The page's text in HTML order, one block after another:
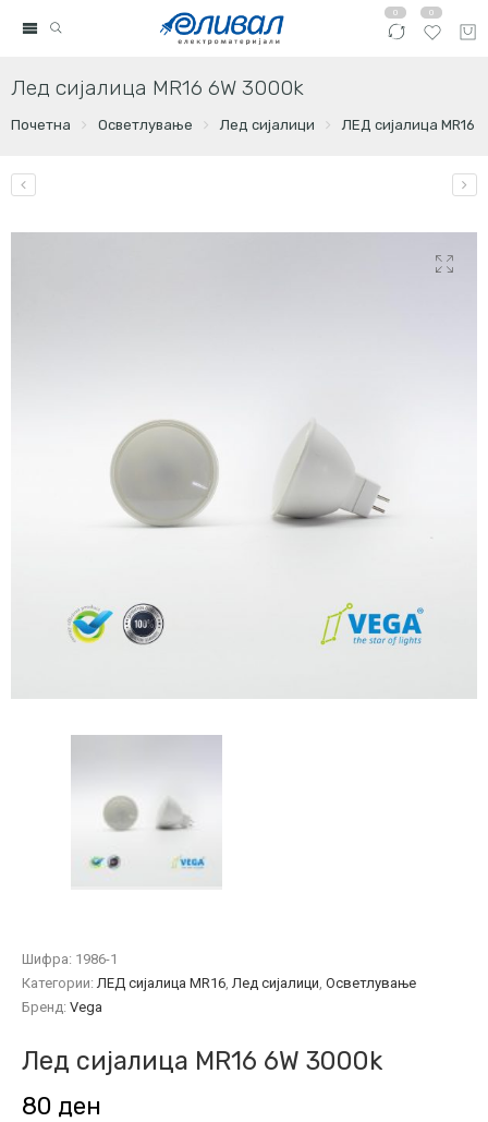
0 0
Лед сијалица MR16 6W 3000k
Почетна Осветлување Лед сијалици ЛЕД сијалица MR16
Шифра: 1986-1
Категории: ЛЕД сијалица MR16 Лед сијалици Осветлување
Бренд: Vega
Лед сијалица MR16 6W 3000k
80 ден